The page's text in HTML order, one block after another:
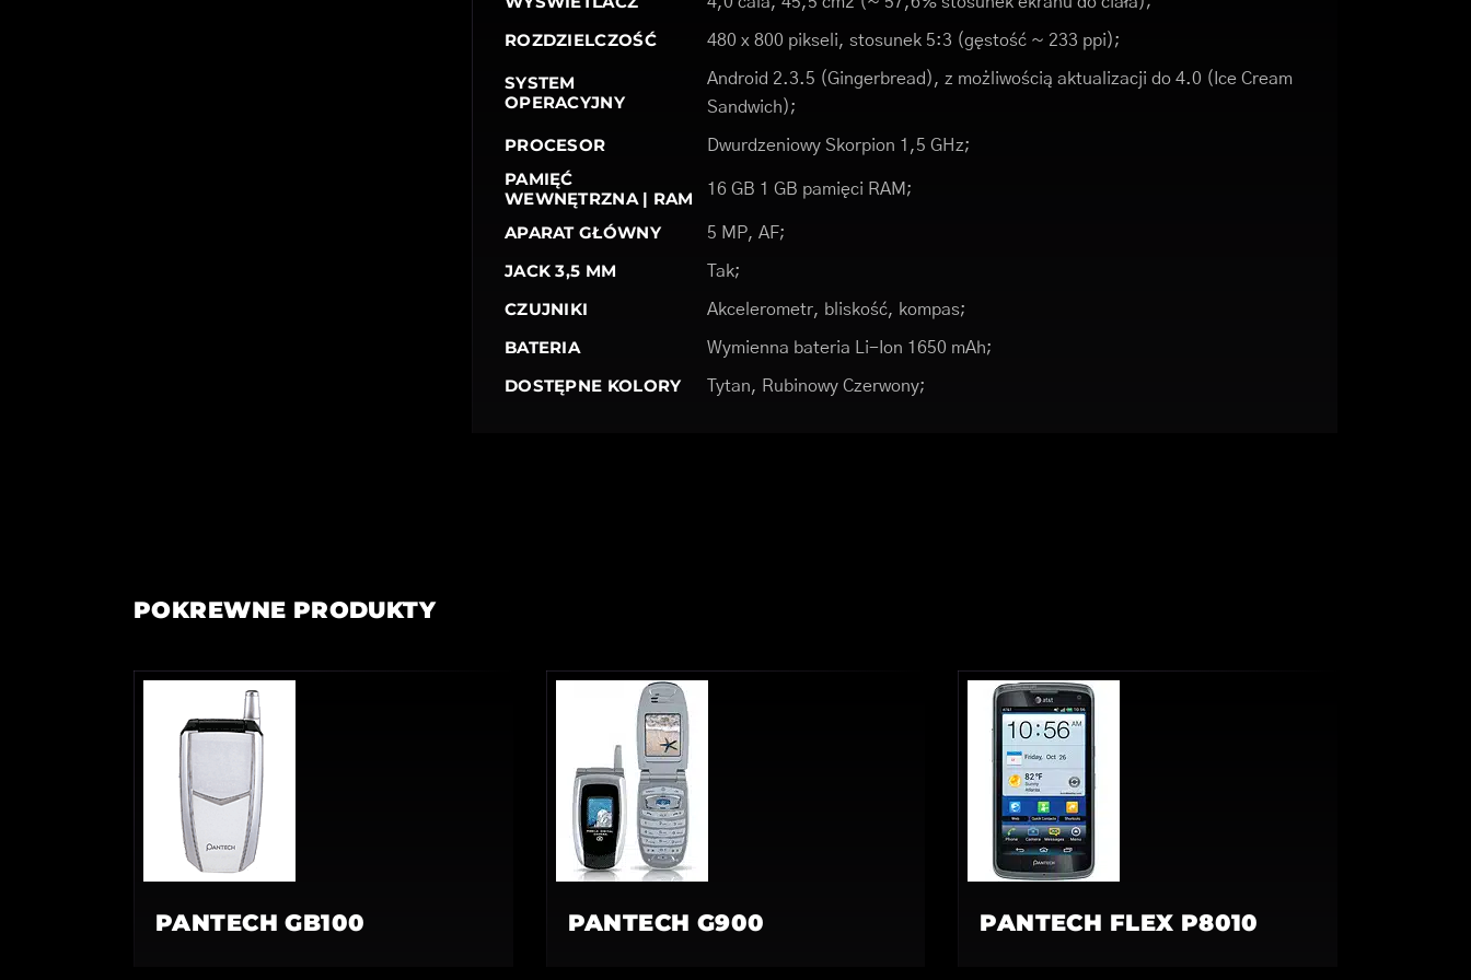
ROZDZIELCZOŚĆ 480 x 800 pikseli, stosunek 5:3 (gęstość ~ 233 ppi);
SYSTEM
OPERACYJNY
Android 2.3.5 (Gingerbread), z możliwością aktualizacji do 4.0 (Ice Cream
Sandwich);
PROCESOR Dwurdzeniowy Skorpion 1,5 GHz;
PAMIĘĆ
WEWNĘTRZNA | RAM
16 GB 1 GB pamięci RAM;
APARAT GŁÓWNY 5 MP, AF;
JACK 3,5 MM Tak;
CZUJNIKI Akcelerometr, bliskość, kompas;
BATERIA Wymienna bateria Li-Ion 1650 mAh;
DOSTĘPNE KOLORY Tytan, Rubinowy Czerwony;
POKREWNE PRODUKTY
PANTECH GB100 PANTECH G900 PANTECH FLEX P8010